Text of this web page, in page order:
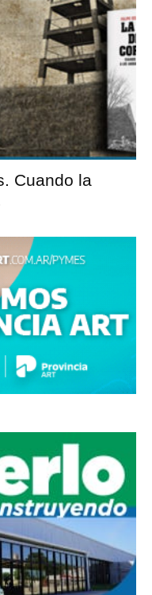
Cuando la